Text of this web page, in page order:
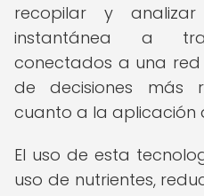
recopilar y
instantánea a
conectados a una
de decisiones más
cuanto a la aplicación
El uso de esta
uso de nutrientes,